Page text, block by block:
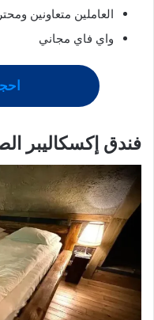
العاملين متعاونين
واي فاي مجاني
فندق إكسكاليبر